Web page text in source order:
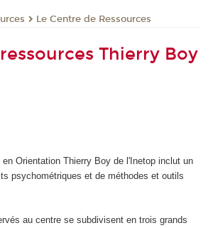
Le Centre de Ressources
Thierry Boy
Orientation Thierry Boy de l'Inetop inclut un
psychométriques et de méthodes et outils
au centre se subdivisent en trois grands